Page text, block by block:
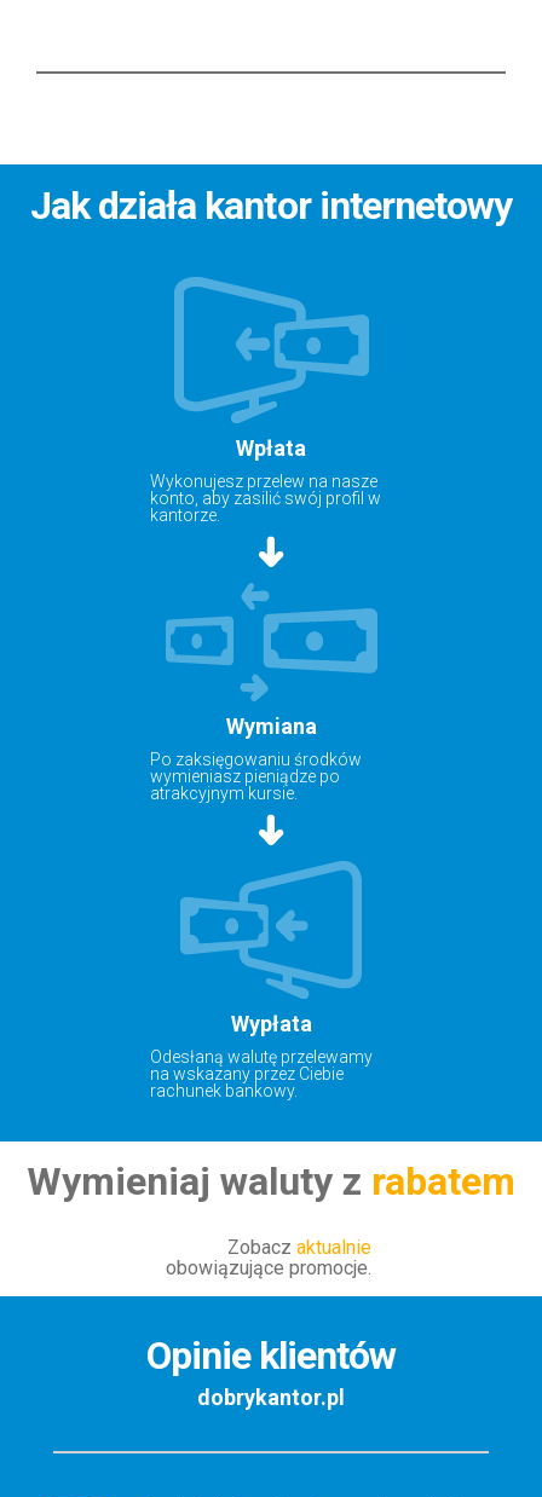
Jak działa kantor internetowy
Wpłata
Wykonujesz przelew na nasze
konto, aby zasilić swój profil w
kantorze.
Wymiana
Po zaksięgowaniu środków
wymieniasz pieniądze po
atrakcyjnym kursie.
Wypłata
Odesłaną walutę przelewamy
na wskazany przez Ciebie
rachunek bankowy.
Opinie klientów
dobrykantor.pl
Wymieniaj waluty z rabatem
Zobacz aktualnie
obowiązujące promocje.